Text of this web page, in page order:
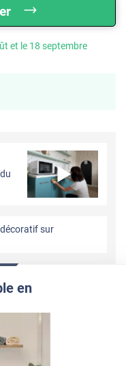
et le 18 septembre
sur
en